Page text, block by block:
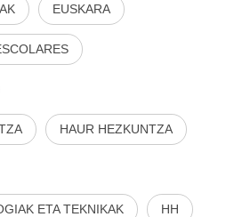
EUSKARA
HAUR HEZKUNTZA
ETA TEKNIKAK HH